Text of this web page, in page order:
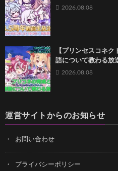
2026.08.08
【プリンセスコネ
語について教わる放
2026.08.08
運営サイトからのお知らせ
お問い合わせ
プライバシーポリシー